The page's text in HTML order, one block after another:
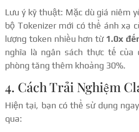
Lưu ý kỹ thuật: Mặc dù giá niêm
bộ Tokenizer mới có thể ánh xạ
lượng token nhiều hơn từ 1.0x
nghĩa là ngân sách thực tế của
phòng tăng thêm khoảng 30%.
4. Cách Trải Nghiệm
Hiện tại, bạn có thể sử dụng
qua: